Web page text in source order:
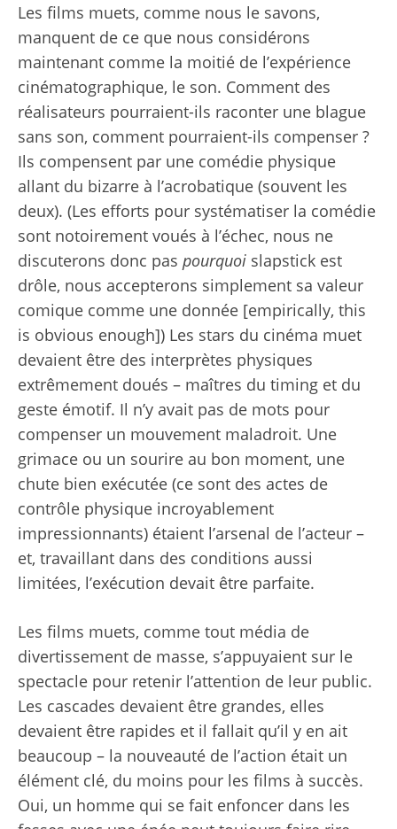
Les films muets, comme nous le savons,
manquent de ce que nous considérons
maintenant comme la moitié de l’expérience
cinématographique, le son. Comment des
réalisateurs pourraient-ils raconter une blague
sans son, comment pourraient-ils compenser ?
Ils compensent par une comédie physique
allant du bizarre à l’acrobatique (souvent les
deux). (Les efforts pour systématiser la comédie
sont notoirement voués à l’échec, nous ne
discuterons donc pas pourquoi slapstick est
drôle, nous accepterons simplement sa valeur
comique comme une donnée [empirically, this
is obvious enough]) Les stars du cinéma muet
devaient être des interprètes physiques
extrêmement doués – maîtres du timing et du
geste émotif. Il n’y avait pas de mots pour
compenser un mouvement maladroit. Une
grimace ou un sourire au bon moment, une
chute bien exécutée (ce sont des actes de
contrôle physique incroyablement
impressionnants) étaient l’arsenal de l’acteur –
et, travaillant dans des conditions aussi
limitées, l’exécution devait être parfaite.
Les films muets, comme tout média de
divertissement de masse, s’appuyaient sur le
spectacle pour retenir l’attention de leur public.
Les cascades devaient être grandes, elles
devaient être rapides et il fallait qu’il y en ait
beaucoup – la nouveauté de l’action était un
élément clé, du moins pour les films à succès.
Oui, un homme qui se fait enfoncer dans les